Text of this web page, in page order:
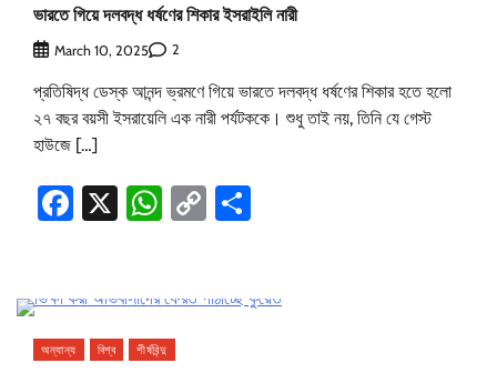
ভারতে গিয়ে দলবদ্ধ ধর্ষণের শিকার ইসরাইলি নারী
March 10, 2025 2
প্রতিষিদ্ধ ডেস্ক আনন্দ ভ্রমণে গিয়ে ভারতে দলবদ্ধ ধর্ষণের শিকার হতে হলো
২৭ বছর বয়সী ইসরায়েলি এক নারী পর্যটককে। শুধু তাই নয়, তিনি যে গেস্ট
হাউজে […]
Facebook
X WhatsApp
Copy
অন্যান্য বিশ্ব শীর্ষবিন্দু